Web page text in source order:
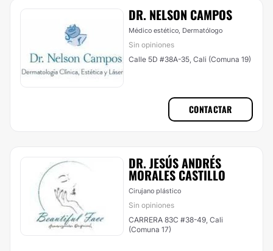
DR. NELSON CAMPOS
Médico estético, Dermatólogo
Sin opiniones
Calle 5D #38A-35, Cali (Comuna 19)
CONTACTAR
DR. JESÚS ANDRÉS
MORALES CASTILLO
Cirujano plástico
Sin opiniones
CARRERA 83C #38-49, Cali
(Comuna 17)